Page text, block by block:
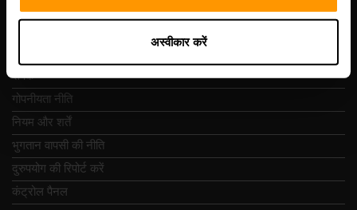
अस्वीकार करें
त्वरित नेविगेशन
संपर्क
गोपनीयता नीति
नियम और शर्तें
भुगतान वापसी की नीति
दुरुपयोग की रिपोर्ट करें
कंट्रोल पैनल